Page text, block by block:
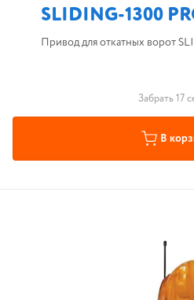
SLIDING-1300
Привод для откатных ворот
Забрать 17
В